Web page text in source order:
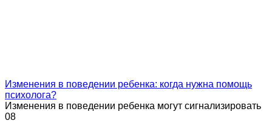
Изменения в поведении ребенка: когда нужна помощь
психолога?
Изменения в поведении ребенка могут сигнализировать
08